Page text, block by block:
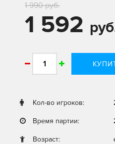
1 592
1 990 руб.
Кол-во игроков:
Время партии:
Возраст: